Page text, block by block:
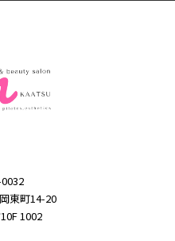
東町14-20
1002